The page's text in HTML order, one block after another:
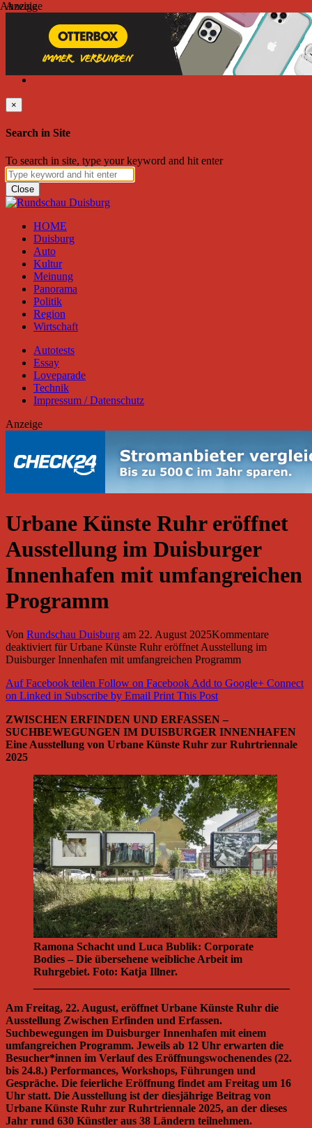
Freitag, August 07, 2026
Friend on Facebook Follow on Twitter
Subscribe to RSS
×
Search in Site
To search in site, type your keyword and hit enter
Close
HOME
Duisburg
Auto
Kultur
Meinung
Panorama
Politik
Region
Wirtschaft
Autotests
Essay
Loveparade
Technik
Impressum / Datenschutz
Anzeige
Urbane Künste Ruhr eröffnet
Ausstellung im Duisburger
Innenhafen mit umfangreichen
Programm
Von Rundschau Duisburg am 22. August 2025Kommentare
deaktiviertfür Urbane Künste Ruhr eröffnet Ausstellung im
Duisburger Innenhafen mit umfangreichen Programm
Auf Facebook teilen Follow on FacebookAdd to Google+ Connect
on Linked in Subscribe by Email Print This Post
ZWISCHEN ERFINDEN UND ERFASSEN –
SUCHBEWEGUNGEN IM DUISBURGER INNENHAFEN
Eine Ausstellung von Urbane Künste Ruhr zur Ruhrtriennale
2025
Ramona Schacht und Luca Bublik: Corporate
Bodies – Die übersehene weibliche Arbeit im
Ruhrgebiet. Foto: Katja Illner.
Am Freitag, 22. August, eröffnet Urbane Künste Ruhr die
Ausstellung Zwischen Erfinden und Erfassen.
Suchbewegungen im Duisburger Innenhafen mit einem
umfangreichen Programm. Jeweils ab 12 Uhr erwarten die
Besucher*innen im Verlauf des Eröffnungswochenendes (22.
bis 24.8.) Performances, Workshops, Führungen und
Gespräche. Die feierliche Eröffnung findet am Freitag um 16
Uhr statt. Die Ausstellung ist der diesjährige Beitrag von
Urbane Künste Ruhr zur Ruhrtriennale 2025, an der dieses
Jahr rund 630 Künstler aus 38 Ländern teilnehmen.
Anzeige
Anzeige